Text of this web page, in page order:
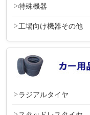
特殊機器
工場向け機器その他
ラジアルタイヤ